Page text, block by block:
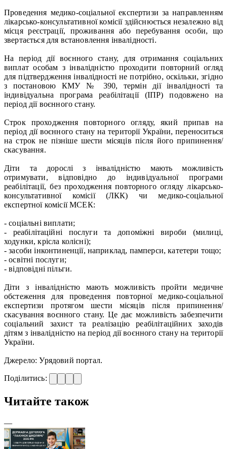
Проведення медико-соціальної експертизи за направленням
лікарсько-консультативної комісії здійснюється незалежно від
місця реєстрації, проживання або перебування особи, що
звертається для встановлення інвалідності.
На період дії воєнного стану, для отримання соціальних
виплат особам з інвалідністю проходити повторний огляд
для підтвердження інвалідності не потрібно, оскільки, згідно
з постановою КМУ № 390, термін дії інвалідності та
індивідуальна програма реабілітації (ІПР) подовжено на
період дії воєнного стану.
Строк проходження повторного огляду, який припав на
період дії воєнного стану на території України, переноситься
на строк не пізніше шести місяців після його припинення/
скасування.
Діти та дорослі з інвалідністю мають можливість
отримувати, відповідно до індивідуальної програми
реабілітації, без проходження повторного огляду лікарсько-
консультативної комісії (ЛКК) чи медико-соціальної
експертної комісії МСЕК:
- соціальні виплати;
- реабілітаційні послуги та допоміжні вироби (милиці,
ходунки, крісла колісні);
- засоби інконтиненції, наприклад, памперси, катетери тощо;
- освітні послуги;
- відповідні пільги.
Діти з інвалідністю мають можливість пройти медичне
обстеження для проведення повторної медико-соціальної
експертизи протягом шести місяців після припинення/
скасування воєнного стану. Це дає можливість забезпечити
соціальний захист та реалізацію реабілітаційних заходів
дітям з інвалідністю на період дії воєнного стану на території
України.
Джерело: Урядовий портал.
Поділитись:
Читайте також
—